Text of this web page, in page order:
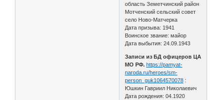
область Земетчинский район
Мотченский сельский совет
село Ново-Матчерка
Дата призыва: 1941
Воинское звание: майор
Дата выбытия: 24.09.1943
Записи из БД офицеров ЦА
МО РФ.https://pamyat-
naroda.ru/heroes/sm-
person_guk1064570078 :
Юшкин Гавриил Николаевич
Дата рождения: 04.1920